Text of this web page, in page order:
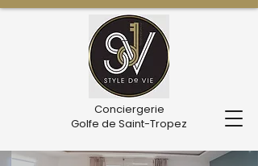
Conciergerie
Golfe de Saint-Tropez